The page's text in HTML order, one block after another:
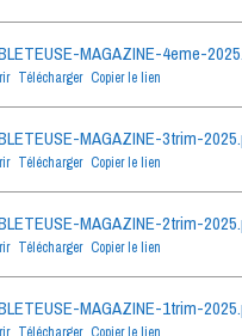
MAGAZINE-4eme-
Télécharger Copier le lien
MAGAZINE-3trim-
Télécharger Copier le lien
MAGAZINE-2trim-
Télécharger Copier le lien
MAGAZINE-1trim-
Télécharger Copier le lien